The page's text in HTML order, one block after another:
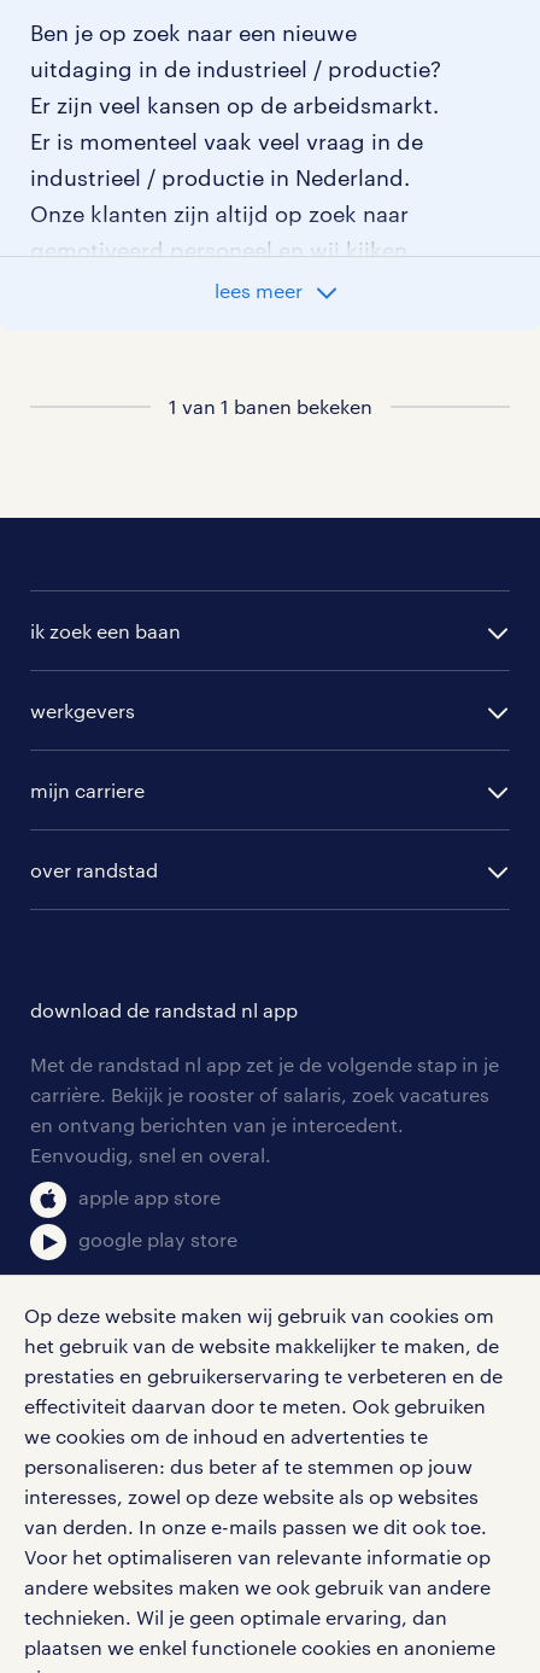
Op deze website maken wij gebruik van cookies om
het gebruik van de website makkelijker te maken, de
prestaties en gebruikerservaring te verbeteren en de
effectiviteit daarvan door te meten. Ook gebruiken
we cookies om de inhoud en advertenties te
personaliseren: dus beter af te stemmen op jouw
interesses, zowel op deze website als op websites
van derden. In onze e-mails passen we dit ook toe.
Voor het optimaliseren van relevante informatie op
andere websites maken we ook gebruik van andere
technieken. Wil je geen optimale ervaring, dan
plaatsen we enkel functionele cookies en anonieme
Ben je op zoek naar een nieuwe
uitdaging in de industrieel / productie?
Er zijn veel kansen op de arbeidsmarkt.
Er is momenteel vaak veel vraag in de
industrieel / productie in Nederland.
Onze klanten zijn altijd op zoek naar
gemotiveerd personeel en wij kijken
graag samen met je naar de organisatie
lees meer
1 van 1 banen bekeken
ik zoek een baan
randstad professional
randstad digital
werkgevers
hr-diensten
branches
tarieven
personeel gezocht
aanmelden nieuwsbrief
mijn carriere
solliciteren
blogs en artikelen
salarischecker
bruto-netto calculator
over randstad
onze vestigingen
pers
klachten en misstanden
download de randstad nl app
Met de randstad nl app zet je de volgende stap in je
carrière. Bekijk je rooster of salaris, zoek vacatures
en ontvang berichten van je intercedent.
Eenvoudig, snel en overal.
apple app store
google play store
social media
Volg ons voor de leukste content omtrent
vacatures, solliciteren en inspiratie.
werken bij randstad
gebruikersvoorwaarden
privacystatement